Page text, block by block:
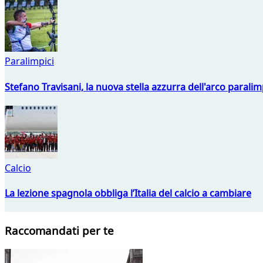
Paralimpici
Stefano Travisani, la nuova stella azzurra dell'arco
Calcio
La lezione spagnola obbliga l’Italia del calcio a cambiare
Raccomandati per te